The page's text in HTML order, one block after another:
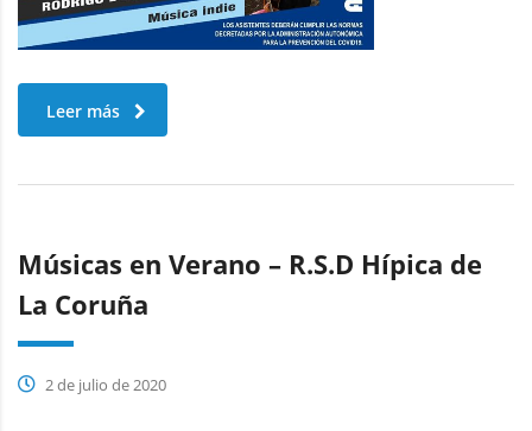
Leer más
Músicas en Verano – R.S.D Hípica de
La Coruña
2 de julio de 2020